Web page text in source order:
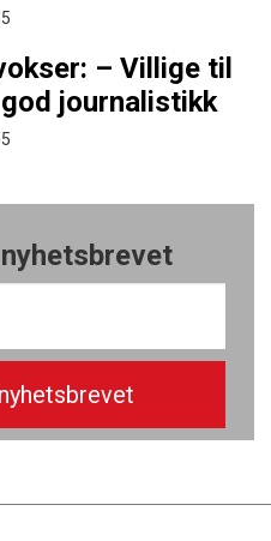
– Villige til
journalistikk